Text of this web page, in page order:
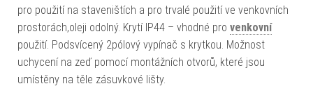
pro použití na staveništích a pro trvalé použití ve venkovních
prostorách,oleji odolný. Krytí IP44 – vhodné pro venkovní
použití. Podsvícený 2pólový vypínač s krytkou. Možnost
uchycení na zeď pomocí montážních otvorů, které jsou
umístěny na těle zásuvkové lišty.